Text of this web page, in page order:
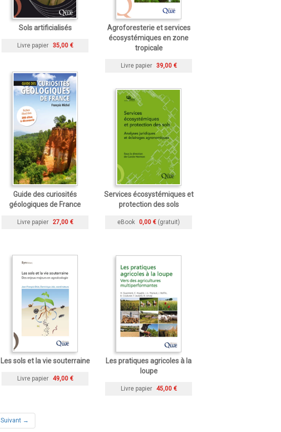
Sols artificialisés
Livre papier 35,00 €
Agroforesterie et services
écosystémiques en zone
tropicale
Livre papier 39,00 €
Guide des curiosités
géologiques de France
Livre papier 27,00 €
Services écosystémiques et
protection des sols
eBook 0,00 € (gratuit)
Les sols et la vie souterraine
Livre papier 49,00 €
Les pratiques agricoles à la
loupe
Livre papier 45,00 €
Suivant →